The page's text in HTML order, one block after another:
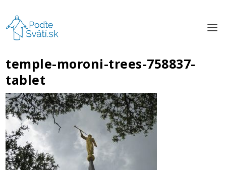
temple-moroni-trees-758837-
tablet